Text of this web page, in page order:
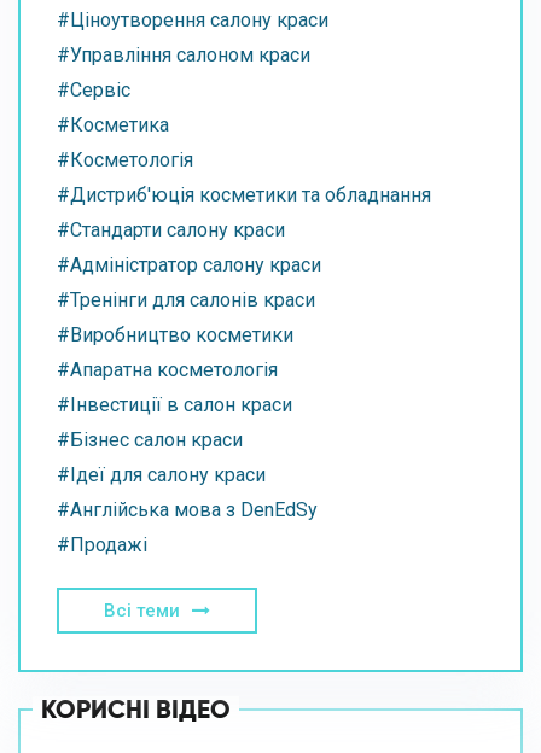
#Ціноутворення салону краси
#Управління салоном краси
#Сервіс
#Косметика
#Косметологія
#Дистриб'юція косметики та обладнання
#Стандарти салону краси
#Адміністратор салону краси
#Тренінги для салонів краси
#Виробництво косметики
#Апаратна косметологія
#Інвестиції в салон краси
#Бізнес салон краси
#Ідеї для салону краси
#Англійська мова з DenEdSy
#Продажі
Всі теми
КОРИСНІ ВІДЕО